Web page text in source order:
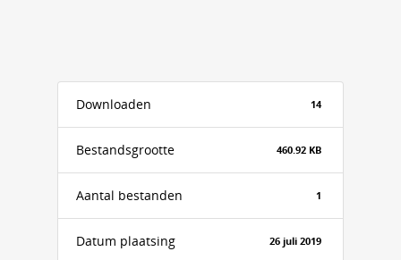
Downloaden 14
Bestandsgrootte 460.92 KB
Aantal bestanden 1
Datum plaatsing 26 juli 2019